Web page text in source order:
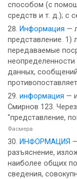
способом (с
средств и т. д.); с
Информация —
представление.
передаваемые
неопределенности
данных,
информация —
Смирнов 123.
"представление,
Фасмера
ИНФОРМАЦИЯ
разъяснение,
наиболее общих
сведения,